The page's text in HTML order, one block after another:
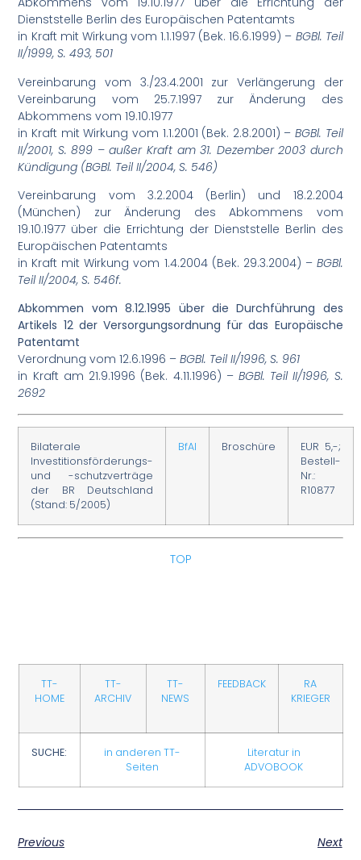
Dienststelle Berlin des Europäischen Patentamts
in Kraft mit Wirkung vom 1.1.1997 (Bek. 16.6.1999) – BGBl. Teil
II/1999, S. 493, 501
Vereinbarung vom 3./23.4.2001 zur Verlängerung der
Vereinbarung vom 25.7.1997 zur Änderung des
Abkommens vom 19.10.1977
in Kraft mit Wirkung vom 1.1.2001 (Bek. 2.8.2001) – BGBl. Teil
II/2001, S. 899 – außer Kraft am 31. Dezember 2003 durch
Kündigung (BGBl. Teil II/2004, S. 546)
Vereinbarung vom 3.2.2004 (Berlin) und 18.2.2004
(München) zur Änderung des Abkommens vom
19.10.1977 über die Errichtung der Dienststelle Berlin des
Europäischen Patentamts
in Kraft mit Wirkung vom 1.4.2004 (Bek. 29.3.2004) – BGBl.
Teil II/2004, S. 546f.
Abkommen vom 8.12.1995 über die Durchführung des
Artikels 12 der Versorgungsordnung für das Europäische
Patentamt
Verordnung vom 12.6.1996 –BGBl. Teil II/1996, S. 961
in Kraft am 21.9.1996 (Bek. 4.11.1996) – BGBl. Teil II/1996, S.
2692
Bilaterale
Investitionsförderungs-
und -schutzverträge
der BR Deutschland
(Stand: 5/2005)
BfAI Broschüre
EUR 5,-;
Bestell-
Nr.:
R10877
TOP
TT-
HOME
TT-
ARCHIV
TT-
NEWS
FEEDBACK
RA
KRIEGER
SUCHE:
in anderen TT-
Seiten
Literatur in
ADVOBOOK
Previous Next